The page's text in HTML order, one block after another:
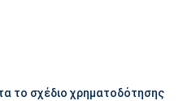
το σχέδιο χρηματοδότησης